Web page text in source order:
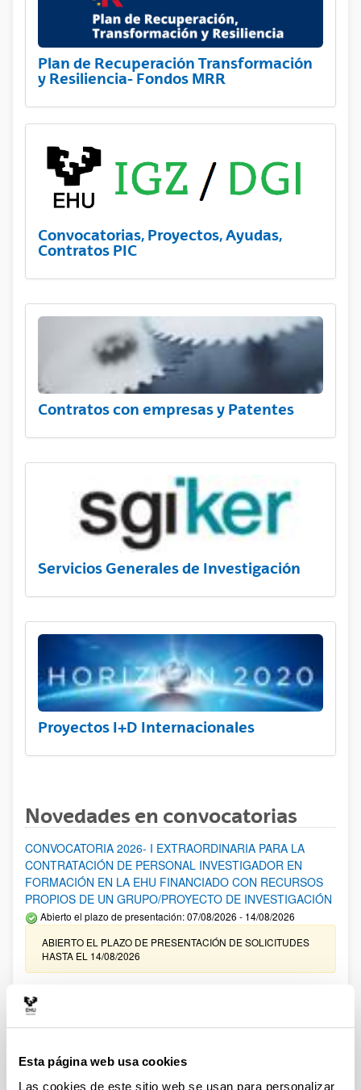
Esta página web usa cookies
Las cookies de este sitio web se usan para personalizar
Plan de Recuperación Transformación
y Resiliencia- Fondos MRR
Convocatorias, Proyectos, Ayudas,
Contratos PIC
Contratos con empresas y Patentes
Servicios Generales de Investigación
Proyectos I+D Internacionales
Novedades en convocatorias
CONVOCATORIA 2026- I EXTRAORDINARIA PARA LA
CONTRATACIÓN DE PERSONAL INVESTIGADOR EN
FORMACIÓN EN LA EHU FINANCIADO CON RECURSOS
PROPIOS DE UN GRUPO/PROYECTO DE INVESTIGACIÓN
Abierto el plazo de presentación: 07/08/2026 - 14/08/2026
ABIERTO EL PLAZO DE PRESENTACIÓN DE SOLICITUDES
HASTA EL 14/08/2026
Ayudas para financiación de la adquisición y renovación de
infraestructura científica y fondos bibliográficos en la
UPV/EHU 2026
25/03/2026: Corrección de errores del listado provisional de
solicitudes admitidas y excluidas. 23/03/2026: Relación